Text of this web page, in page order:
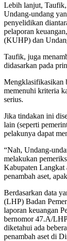
Lebih lanjut, Taufik,
Undang-undang
penyelidikan
pelaporan
(KUHP) dan
Taufik, juga
didasarkan pada
Mengklasifikasikan
memenuhi kriteria
serius.
Jika tindakan ini
lain (seperti
pelakunya dapat
“Nah, Undang-
melakukan
Kabupaten Langkat
penambah aset,
Berdasarkan data
(LHP) Badan
laporan keuangan
bernomor 47.A/
diketahui ada
penambah aset di